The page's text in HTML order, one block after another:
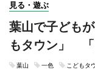
見る・遊ぶ
葉山で子ども
もタウン」 「
葉山 一色 こどもタ